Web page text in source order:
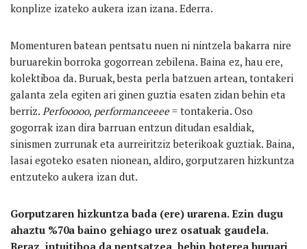
konplize izateko aukera izan izana. Ederra.
Momenturen batean pentsatu nuen ni nintzela bakarra nire
buruarekin borroka gogorrean zebilena. Baina ez, hau ere,
kolektiboa da. Buruak, besta perla batzuen artean, tontakeri
galanta zela egiten ari ginen guztia esaten zidan behin eta
berriz. Perfooooo, performanceeee= tontakeria. Oso
gogorrak izan dira barruan entzun ditudan esaldiak,
sinismen zurrunak eta aurreiritziz beterikoak guztiak. Baina,
lasai egoteko esaten nionean, aldiro, gorputzaren hizkuntza
entzuteko aukera izan dut.
Gorputzaren hizkuntza bada (ere) urarena. Ezin dugu
ahaztu %70a baino gehiago urez osatuak gaudela.
Beraz, intuitiboa da pentsatzea, behin boterea buruari